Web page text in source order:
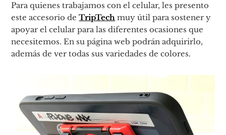
Para quienes trabajamos con el celular, les presento
este accesorio deTripTech muy útil para sostener y
apoyar el celular para las diferentes ocasiones que
necesitemos. En su página web podrán adquirirlo,
además de ver todas sus variedades de colores.